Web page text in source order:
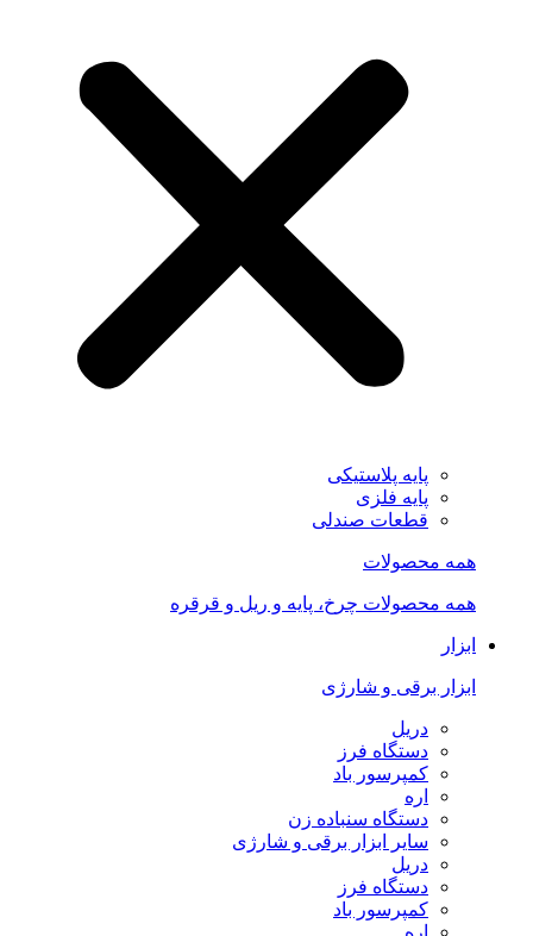
پایه پلاستیکی
پایه فلزی
قطعات صندلی
همه محصولات
همه محصولات چرخ، پایه و ریل و قرقره
ابزار
ابزار برقی و شارژی
دریل
دستگاه فرز
کمپرسور باد
اره
دستگاه سنباده زن
سایر ابزار برقی و شارژی
دریل
دستگاه فرز
کمپرسور باد
اره